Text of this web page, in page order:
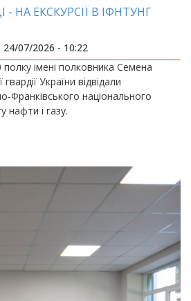
- НА ЕКСКУРСІЇ В ІФНТУНГ
24/07/2026 - 10:22
імені полковника Семена
України відвідали
Франківського національного
нафти і газу.